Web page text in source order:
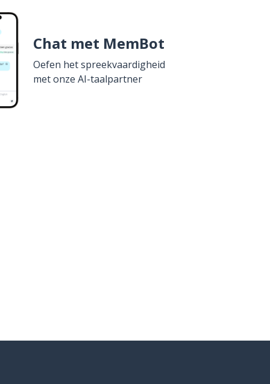
Chat met MemBot
Oefen het spreekvaardigheid
met onze AI-taalpartner